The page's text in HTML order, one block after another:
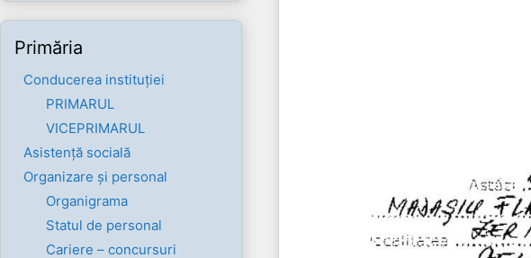
Primăria
Conducerea instituției
PRIMARUL
VICEPRIMARUL
Asistență socială
Organizare și personal
Organigrama
Statul de personal
Cariere – concursuri